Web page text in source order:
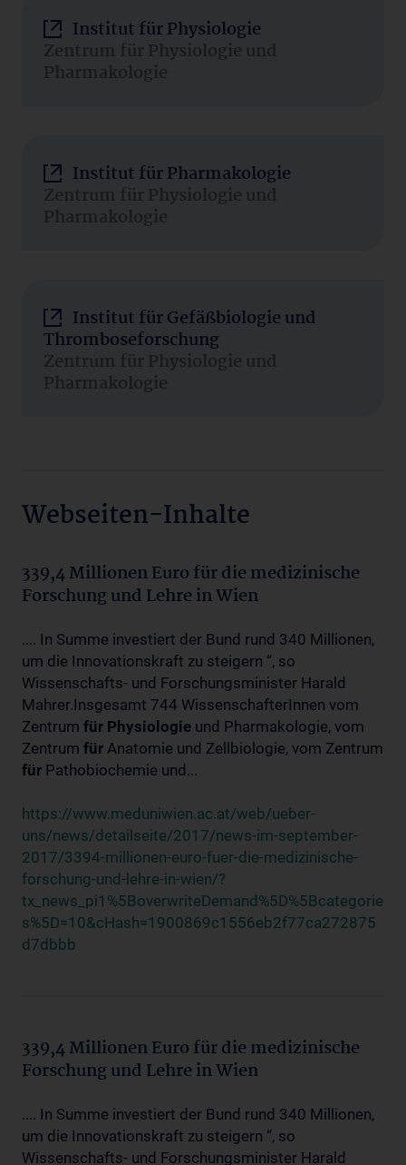
Institut für Physiologie
Zentrum für Physiologie und
Pharmakologie
Institut für Pharmakologie
Zentrum für Physiologie und
Pharmakologie
Institut für Gefäßbiologie und
Thromboseforschung
Zentrum für Physiologie und
Pharmakologie
Webseiten-Inhalte
339,4 Millionen Euro für die medizinische
Forschung und Lehre in Wien
.... In Summe investiert der Bund rund 340 Millionen,
um die Innovationskraft zu steigern “, so
Wissenschafts- und Forschungsminister Harald
Mahrer.Insgesamt 744 WissenschafterInnen vom
Zentrum für Physiologie und Pharmakologie, vom
Zentrum für Anatomie und Zellbiologie, vom Zentrum
für Pathobiochemie und...
https://www.meduniwien.ac.at/web/ueber-
uns/news/detailseite/2017/news-im-september-
2017/3394-millionen-euro-fuer-die-medizinische-
forschung-und-lehre-in-wien/?
tx_news_pi1%5BoverwriteDemand%5D%5Bcategorie
s%5D=10&cHash=1900869c1556eb2f77ca272875
d7dbbb
339,4 Millionen Euro für die medizinische
Forschung und Lehre in Wien
.... In Summe investiert der Bund rund 340 Millionen,
um die Innovationskraft zu steigern “, so
Wissenschafts- und Forschungsminister Harald